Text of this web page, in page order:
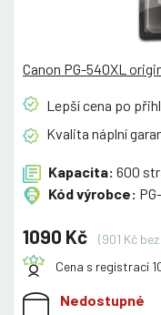
Canon PG-540XL
Lepší cena po
Kvalita náplní
Kapacita: 600
Kód výrobce:
1090 Kč
(901 Kč
Cena s registrací
Nedostupné